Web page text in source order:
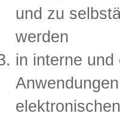
und zu
werden
in interne